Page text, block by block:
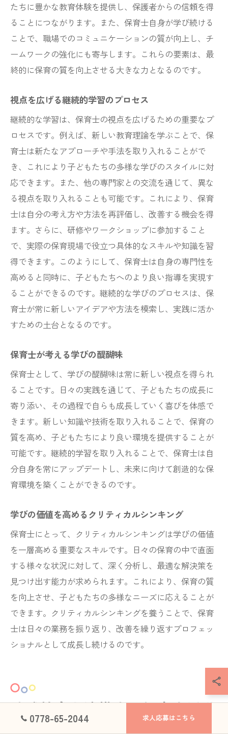
たちに豊かな教育体験を提供し、保護者からの信頼を得
ることにつながります。また、保育士自身が学び続ける
ことで、職場でのコミュニケーションの質が向上し、チ
ームワークの強化にも寄与します。これらの要素は、最
終的に保育の質を向上させる大きな力となるのです。
視点を広げる継続的学習のプロセス
継続的な学習は、保育士の視点を広げるための重要なプ
ロセスです。例えば、新しい教育理論を学ぶことで、保
育士は新たなアプローチや手法を取り入れることがで
き、これにより子どもたちの多様な学びのスタイルに対
応できます。また、他の専門家との交流を通じて、異な
る視点を取り入れることも可能です。これにより、保育
士は自分の考え方や方法を再評価し、改善する機会を得
ます。さらに、研修やワークショップに参加すること
で、実際の保育現場で役立つ具体的なスキルや知識を習
得できます。このようにして、保育士は自身の専門性を
高めると同時に、子どもたちへのより良い指導を実現す
ることができるのです。継続的な学びのプロセスは、保
育士が常に新しいアイデアや方法を模索し、実践に活か
すための土台となるのです。
保育士が考える学びの醍醐味
保育士として、学びの醍醐味は常に新しい視点を得られ
ることです。日々の実践を通じて、子どもたちの成長に
寄り添い、その過程で自らも成長していく喜びを体感で
きます。新しい知識や技術を取り入れることで、保育の
質を高め、子どもたちにより良い環境を提供することが
可能です。継続的学習を取り入れることで、保育士は自
分自身を常にアップデートし、未来に向けて創造的な保
育環境を築くことができるのです。
学びの価値を高めるクリティカルシンキング
保育士にとって、クリティカルシンキングは学びの価値
を一層高める重要なスキルです。日々の保育の中で直面
する様々な状況に対して、深く分析し、最適な解決策を
見つけ出す能力が求められます。これにより、保育の質
を向上させ、子どもたちの多様なニーズに応えることが
できます。クリティカルシンキングを養うことで、保育
士は日々の業務を振り返り、改善を繰り返すプロフェッ
ショナルとして成長し続けるのです。
地域社会と連携する保育士活動
の未来像
0778-65-2044 求人応募はこちら